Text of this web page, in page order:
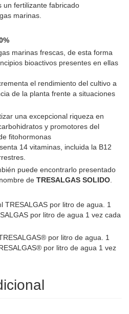
un fertilizante fabricado
marinas.
marinas frescas, de esta forma
bioactivos presentes en ellas
el rendimiento del cultivo a
de la planta frente a situaciones
una excepcional riqueza en
y promotores del
fitohormonas
14 vitaminas, incluida la B12
puede encontrarlo presentado
de TRESALGAS SOLIDO
TRESALGAS por litro de agua. 1
por litro de agua 1 vez cada
por litro de agua. 1
por litro de agua 1 vez